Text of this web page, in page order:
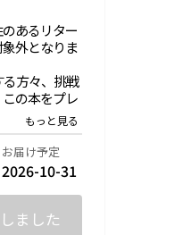
あるリター
外となりま
方々、挑戦
の本をプレ
ための複数冊
自身の手で
。
ージ＋特設
お届け予定
2026-10-31
ました